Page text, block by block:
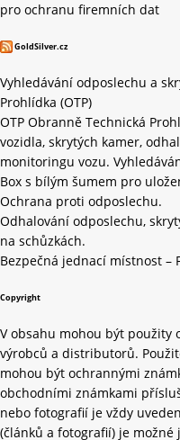
pro ochranu firemních dat
GoldSilver.cz
Vyhledávání odposlechu a
Prohlídka (OTP)
OTP Obranně Technická
vozidla, skrytých kamer,
monitoringu vozu.
Box s bílým šumem pro
Ochrana proti odposlechu.
Odhalování odposlechu,
na schůzkách.
Bezpečná jednací místnost –
Copyright
V obsahu mohou být použity
výrobců a distributorů.
mohou být ochrannými
obchodními známkami
nebo fotografií je vždy
(článků a fotografií) je